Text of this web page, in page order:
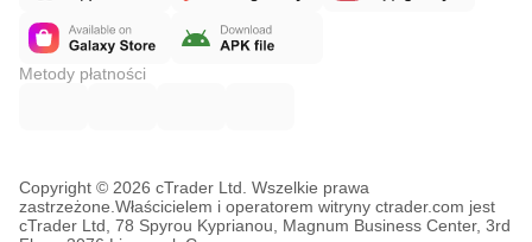
Metody płatności
Copyright © 2026 cTrader Ltd. Wszelkie prawa
zastrzeżone. Właścicielem i operatorem witryny ctrader.com jest
cTrader Ltd, 78 Spyrou Kyprianou, Magnum Business Center, 3rd